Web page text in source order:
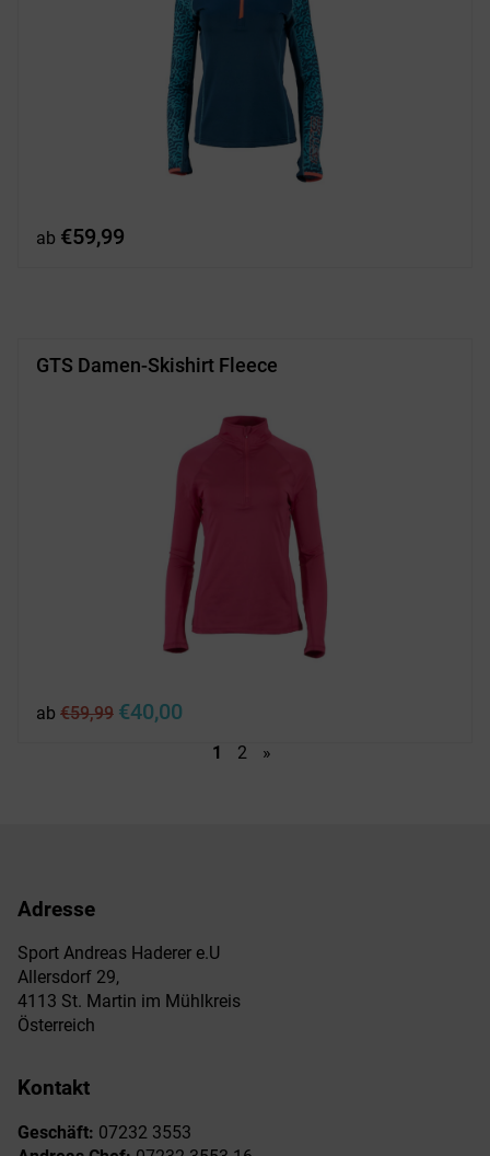
ab €59,99
GTS Damen-Skishirt Fleece
ab €59,99 Ursprünglicher
Preis
€40,00
1 2 »
Adresse
Sport Andreas Haderer e.U
Allersdorf 29,
4113 St. Martin im Mühlkreis
Österreich
Kontakt
Geschäft: 07232 3553